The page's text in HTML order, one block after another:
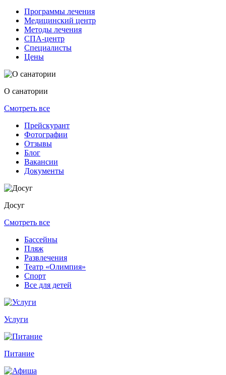
Программы лечения
Медицинский центр
Методы лечения
СПА-центр
Специалисты
Цены
О санатории
Смотреть все
Прейскурант
Фотографии
Отзывы
Блог
Вакансии
Документы
Досуг
Смотреть все
Бассейны
Пляж
Развлечения
Театр «Олимпия»
Спорт
Все для детей
Услуги
Питание